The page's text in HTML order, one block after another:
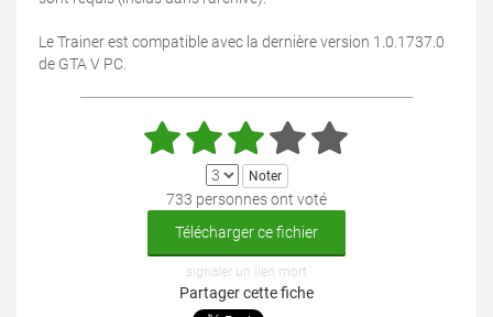
Le Trainer est compatible avec la dernière version 1.0.1737.0
de GTA V PC.
733 personnes ont voté
Télécharger ce fichier
signaler un lien mort
Partager cette fiche